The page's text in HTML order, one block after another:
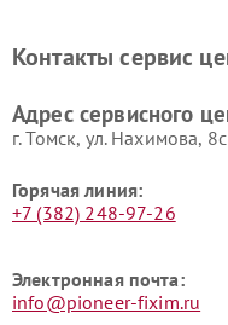
Контакты сервис
Адрес сервисного
г. Томск, ул. Нахимова,
Горячая линия:
+7 (382) 248-97-26
Электронная почта:
info@pioneer-fixim.ru